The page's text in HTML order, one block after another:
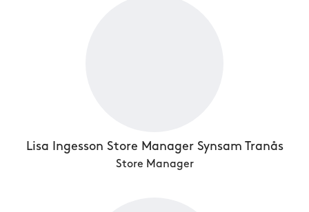
Lisa Ingesson Store Manager Synsam Tranås
Store Manager